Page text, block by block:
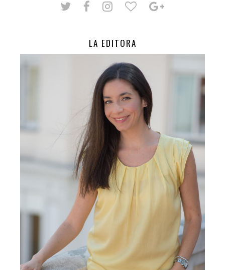
LA EDITORA